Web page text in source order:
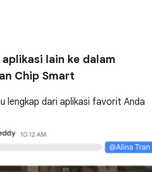
lain ke dalam
Chip Smart
lengkap dari aplikasi favorit Anda